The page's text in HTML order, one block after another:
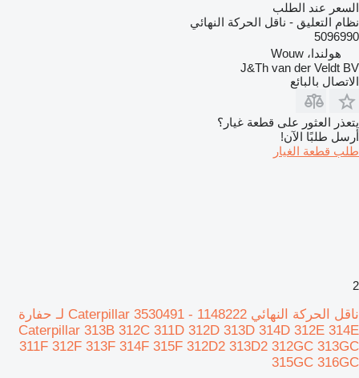
السعر عند الطلب
نظام التعليق - ناقل الحركة النهائي
5096990
هولندا، Wouw
J&Th van der Veldt BV
الاتصال بالبائع
يتعذر العثور على قطعة غيار؟
أرسل طلبًا الآن!
طلب قطعة الغيار
2
ناقل الحركة النهائي Caterpillar 3530491 - 1148222 لـ حفارة
Caterpillar 313B 312C 311D 312D 313D 314D 312E 314E
311F 312F 313F 314F 315F 312D2 313D2 312GC 313GC
315GC 316GC